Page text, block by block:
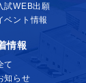
試WEB出願
ベント情報
情報
て
知らせ